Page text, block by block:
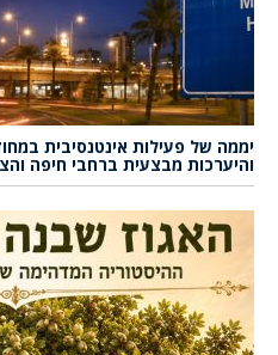
יממה של פעילות אינטנסיבית
והיערכות מבצעית ברחבי חיפה